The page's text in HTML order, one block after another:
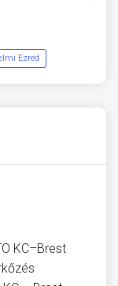
Ezred
KC–Brest